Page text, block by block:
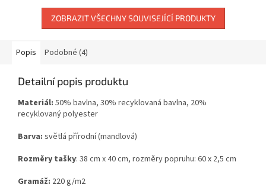
pracovních...
ZOBRAZIT VŠECHNY SOUVISEJÍCÍ PRODUKTY
Popis Podobné (4)
Detailní popis produktu
Materiál: 50% bavlna, 30% recyklovaná bavlna, 20%
recyklovaný polyester
Barva: světlá přírodní (mandlová)
Rozměry tašky: 38 cm x 40 cm, rozměry popruhu: 60 x 2,5 cm
Gramáž: 220 g/m2